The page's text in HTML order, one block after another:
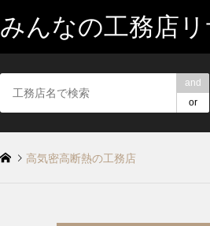
みんなの工務店
and
or
高気密高断熱の工務店